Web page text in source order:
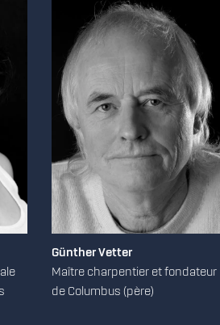
Günther Vetter
Maître charpentier et fondateur
de Columbus (père)